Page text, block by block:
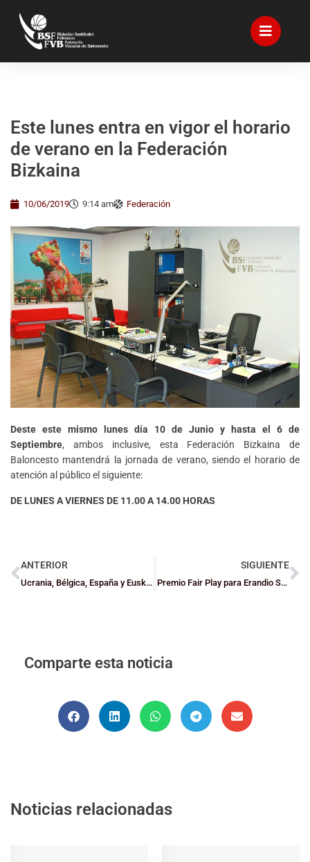
Este lunes entra en vigor el horario
de verano en la Federación
Bizkaina
10/06/2019 9:14 am Federación
Deste este mismo lunes día 10 de Junio y hasta el 6 de
Septiembre, ambos inclusive, esta Federación Bizkaina de
Baloncesto mantendrá la jornada de verano, siendo el horario de
atención al público el siguiente:
DE LUNES A VIERNES DE 11.00 A 14.00 HORAS
ANTERIOR
Ucrania, Bélgica, España y Euskadi, el cartel del XI Torneo ‘Ciudad de Barakaldo’
SIGUIENTE
Premio Fair Play para Erandio SBT del Club Peña Bilbao Basket Erandio
Comparte esta noticia
Noticias relacionadas